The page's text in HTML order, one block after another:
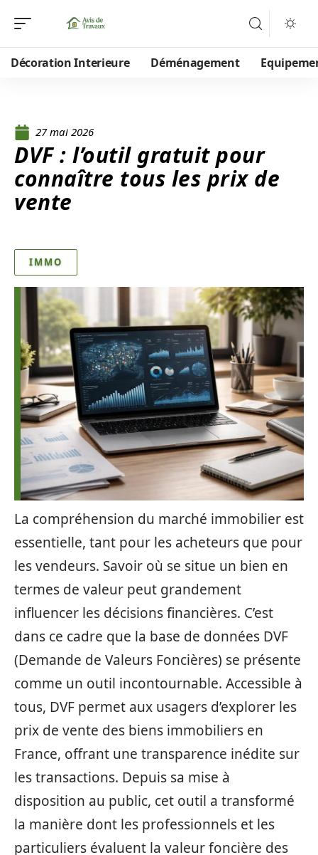
Décoration Interieure Déménagement
27 mai 2026
DVF : l’outil gratuit pour
connaître tous les prix de
vente
IMMO
La compréhension du marché immobilier est
essentielle, tant pour les acheteurs que pour
les vendeurs. Savoir où se situe un bien en
termes de valeur peut grandement
influencer les décisions financières. C’est
dans ce cadre que la base de données DVF
(Demande de Valeurs Foncières) se présente
comme un outil incontournable. Accessible à
tous, DVF permet aux usagers d’explorer les
prix de vente des biens immobiliers en
France, offrant une transparence inédite sur
les transactions. Depuis sa mise à
disposition au public, cet outil a transformé
la manière dont les professionnels et les
particuliers évaluent la valeur foncière des